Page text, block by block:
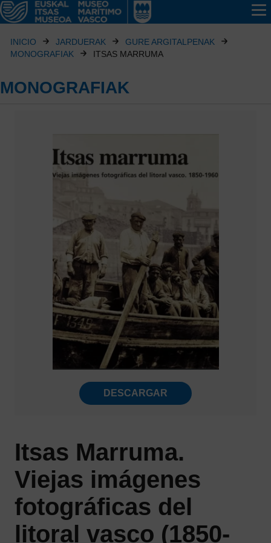
INICIO JARDUERAK
GURE ARGITALPENAK
MONOGRAFIAK
ITSAS MARRUMA
MONOGRAFIAK
DESCARGAR
Itsas Marruma.
Viejas imágenes
fotográficas del
litoral vasco (1850-